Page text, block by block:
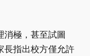
消極，甚至試圖
長指出校方僅允許